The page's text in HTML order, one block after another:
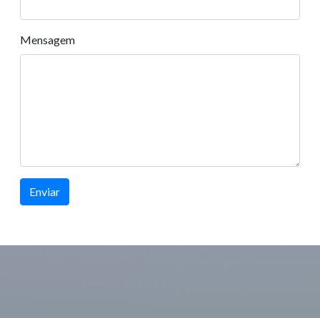
Mensagem
Enviar